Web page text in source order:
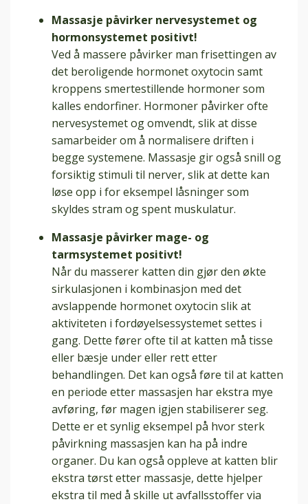
Massasje påvirker nervesystemet og
hormonsystemet positivt!
Ved å massere påvirker man frisettingen av
det beroligende hormonet oxytocin samt
kroppens smertestillende hormoner som
kalles endorfiner. Hormoner påvirker ofte
nervesystemet og omvendt, slik at disse
samarbeider om å normalisere driften i
begge systemene. Massasje gir også snill og
forsiktig stimuli til nerver, slik at dette kan
løse opp i for eksempel låsninger som
skyldes stram og spent muskulatur.
Massasje påvirker mage- og
tarmsystemet positivt!
Når du masserer katten din gjør den økte
sirkulasjonen i kombinasjon med det
avslappende hormonet oxytocin slik at
aktiviteten i fordøyelsessystemet settes i
gang. Dette fører ofte til at katten må tisse
eller bæsje under eller rett etter
behandlingen. Det kan også føre til at katten
en periode etter massasjen har ekstra mye
avføring, før magen igjen stabiliserer seg.
Dette er et synlig eksempel på hvor sterk
påvirkning massasjen kan ha på indre
organer. Du kan også oppleve at katten blir
ekstra tørst etter massasje, dette hjelper
ekstra til med å skille ut avfallsstoffer via